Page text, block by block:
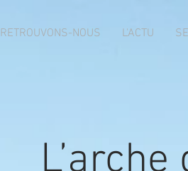
RETROUVONS-NOUS L'ACTU